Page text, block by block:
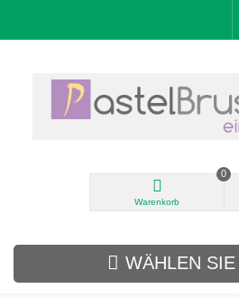
Warenkorb
0
WÄHLEN